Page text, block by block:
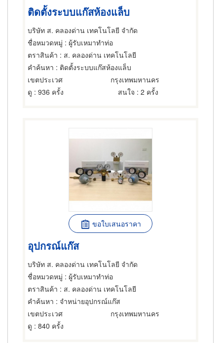
ติดตั้งระบบแก๊สห้องแล็บ
บริษัท ส. คลองด่าน เทคโนโลยี จำกัด
ชื่อหมวดหมู่ : ผู้รับเหมาทำท่อ
ตราสินค้า : ส. คลองด่าน เทคโนโลยี
คำค้นหา : ติดตั้งระบบแก๊สห้องแล็บ
เขตประเวศ
กรุงเทพมหานคร
ดู : 936 ครั้ง สนใจ : 2 ครั้ง
ขอใบเสนอราคา
อุปกรณ์แก๊ส
บริษัท ส. คลองด่าน เทคโนโลยี จำกัด
ชื่อหมวดหมู่ : ผู้รับเหมาทำท่อ
ตราสินค้า : ส. คลองด่าน เทคโนโลยี
คำค้นหา : จำหน่ายอุปกรณ์แก๊ส
เขตประเวศ
กรุงเทพมหานคร
ดู : 840 ครั้ง